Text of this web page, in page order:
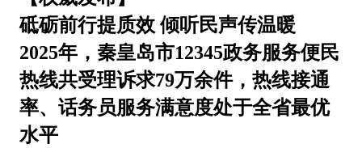
砥砺前行提质效 倾听民声传温暖
2025年，秦皇岛市12345政务服务便民
热线共受理诉求79万余件，热线接通
率、话务员服务满意度处于全省最优
水平